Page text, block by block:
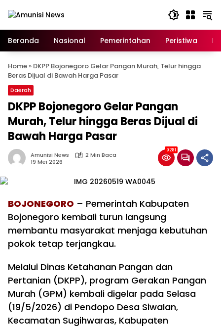
Beranda
Nasional Pemerintahan Peristiwa
Home » DKPP Bojonegoro Gelar Pangan Murah, Telur hingga
Beras Dijual di Bawah Harga Pasar
Daerah
DKPP Bojonegoro Gelar Pangan
Murah, Telur hingga Beras Dijual di
Bawah Harga Pasar
Amunisi News
2 Min Baca
19 Mei 2026
9281
BOJONEGORO – Pemerintah Kabupaten
Bojonegoro kembali turun langsung
membantu masyarakat menjaga kebutuhan
pokok tetap terjangkau.
Melalui Dinas Ketahanan Pangan dan
Pertanian (DKPP), program Gerakan Pangan
Murah (GPM) kembali digelar pada Selasa
(19/5/2026) di Pendopo Desa Siwalan,
Kecamatan Sugihwaras, Kabupaten